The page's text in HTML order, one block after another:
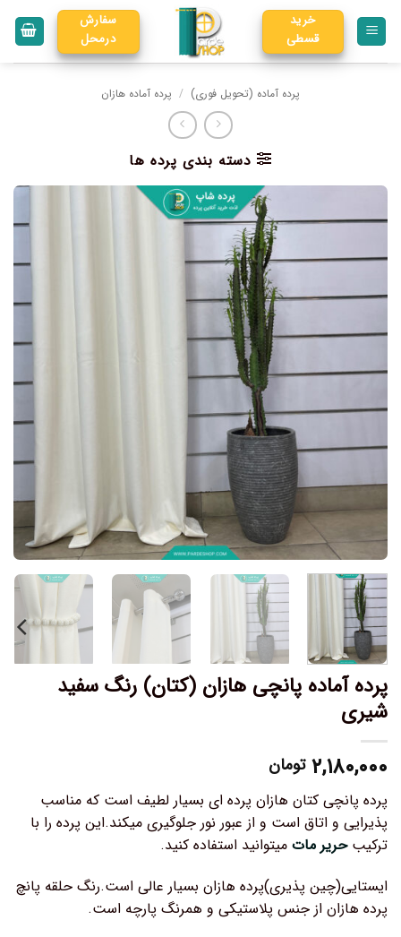
خرید
قسطی
سفارش
درمحل
پرده آماده (تحویل فوری) / پرده آماده هازان
دسته بندی پرده ها
پرده آماده پانچی هازان (کتان) رنگ سفید
شیری
۲,۱۸۰,۰۰۰ تومان
پرده پانچی کتان هازان پرده ای بسیار لطیف است که مناسب
پذیرایی و اتاق است و از عبور نور جلوگیری میکند.این پرده را با
ترکیبحریر مات میتوانید استفاده کنید.
ایستایی(چین پذیری)پرده هازان بسیار عالی است.رنگ حلقه پانچ
پرده هازان از جنس پلاستیکی و همرنگ پارچه است.